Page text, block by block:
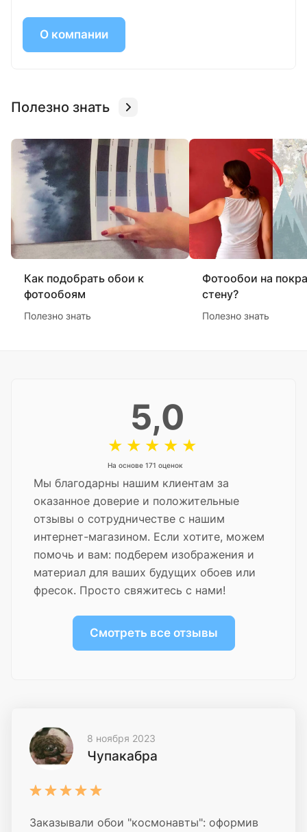
О компании
Полезно знать
Как подобрать обои к
фотообоям
Полезно знать
Фотообои на
стену?
Полезно знать
5,0
На основе 171 оценок
Мы благодарны нашим клиентам за
оказанное доверие и положительные
отзывы о сотрудничестве с нашим
интернет-магазином. Если хотите, можем
помочь и вам: подберем изображения и
материал для ваших будущих обоев или
фресок. Просто свяжитесь с нами!
Смотреть все отзывы
8 ноября 2023
Чупакабра
Заказывали обои "космонавты": оформив